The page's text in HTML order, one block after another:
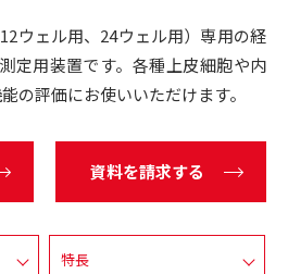
ウェル用、24ウェル用）専用の経
定用装置です。各種上皮細胞や内
の評価にお使いいただけます。
資料を請求する
特長